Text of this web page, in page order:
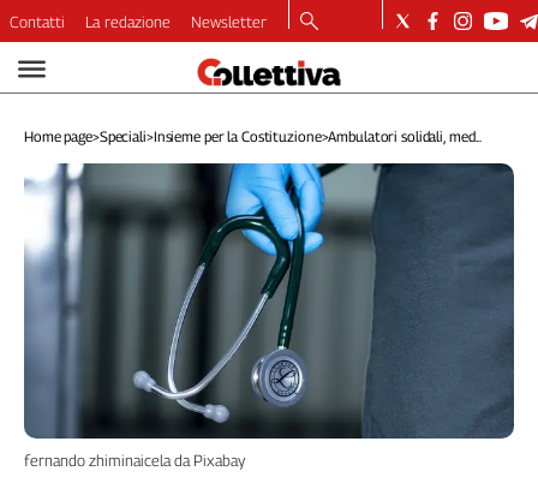
Video
Dirette
Longform
Copertine
Economia
Ambiente
Internazionale
Culture
Contatti La redazione Newsletter
Home page>Speciali>Insieme per la Costituzione>Ambulatori solidali, med...
fernando zhiminaicela da Pixabay